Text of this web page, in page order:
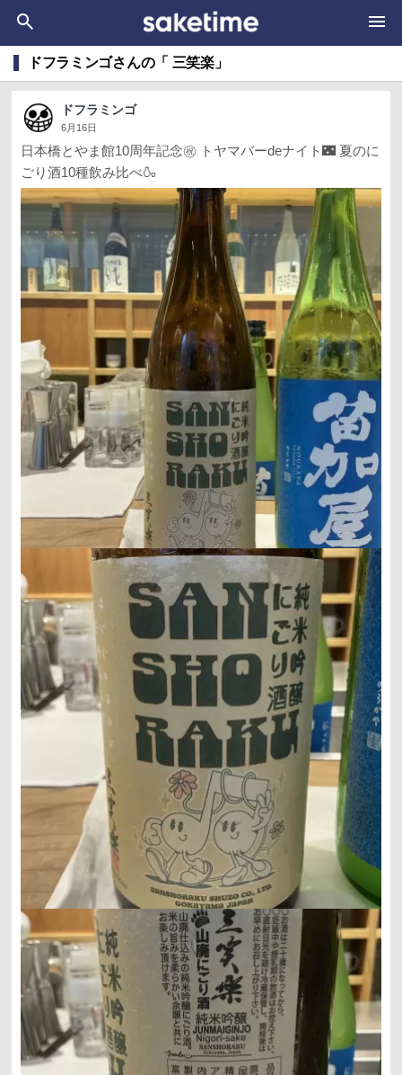
ドフラミンゴさんの「 三笑楽」
ドフラミンゴ
6月16日
日本橋とやま館10周年記念㊗️ トヤマバーdeナイト🌃 夏のに
ごり酒10種飲み比べ🍶